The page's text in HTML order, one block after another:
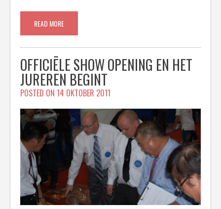
READ MORE
OFFICIËLE SHOW OPENING EN HET
JUREREN BEGINT
POSTED ON 14 OKTOBER 2011